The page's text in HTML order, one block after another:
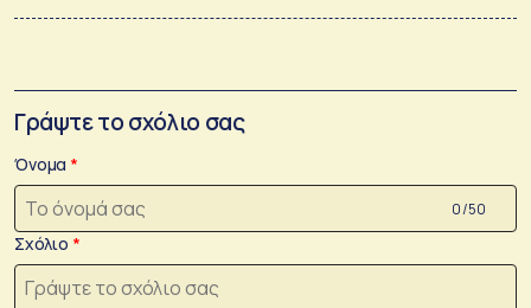
Γράψτε το σχόλιο σας
Όνομα
0 /50
Σχόλιο